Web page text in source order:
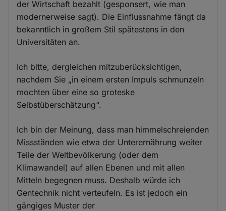
der Wirtschaft bezahlt (gesponsert, wie man
modernerweise sagt). Die Einflussnahme fängt da
bekanntlich in großem Stil spätestens in den
Universitäten an.
Ich bitte, dergleichen mitzuberücksichtigen,
nachdem Sie „in einem ersten Impuls schmunzeln
mochten über eine so groteske
Selbstüberschätzung“.
Ich bin der Meinung, dass man himmelschreienden
Missständen wie etwa der Unterernährung weiter
Teile der Weltbevölkerung (oder dem
Klimawandel) auf allen Ebenen und mit allen
Mitteln begegnen muss. Deshalb würde ich
Gentechnik nicht verteufeln. Es ist jedoch ein
gängiges Muster der